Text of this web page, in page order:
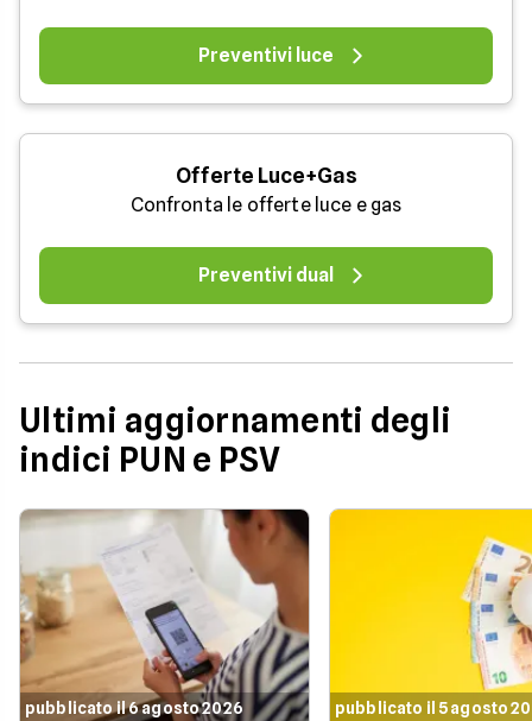
Preventivi luce
Offerte Luce+Gas
Confronta le offerte luce e gas
Preventivi dual
Ultimi aggiornamenti degli
indici PUN e PSV
pubblicato il 6 agosto 2026 pubblicato il 5 agosto